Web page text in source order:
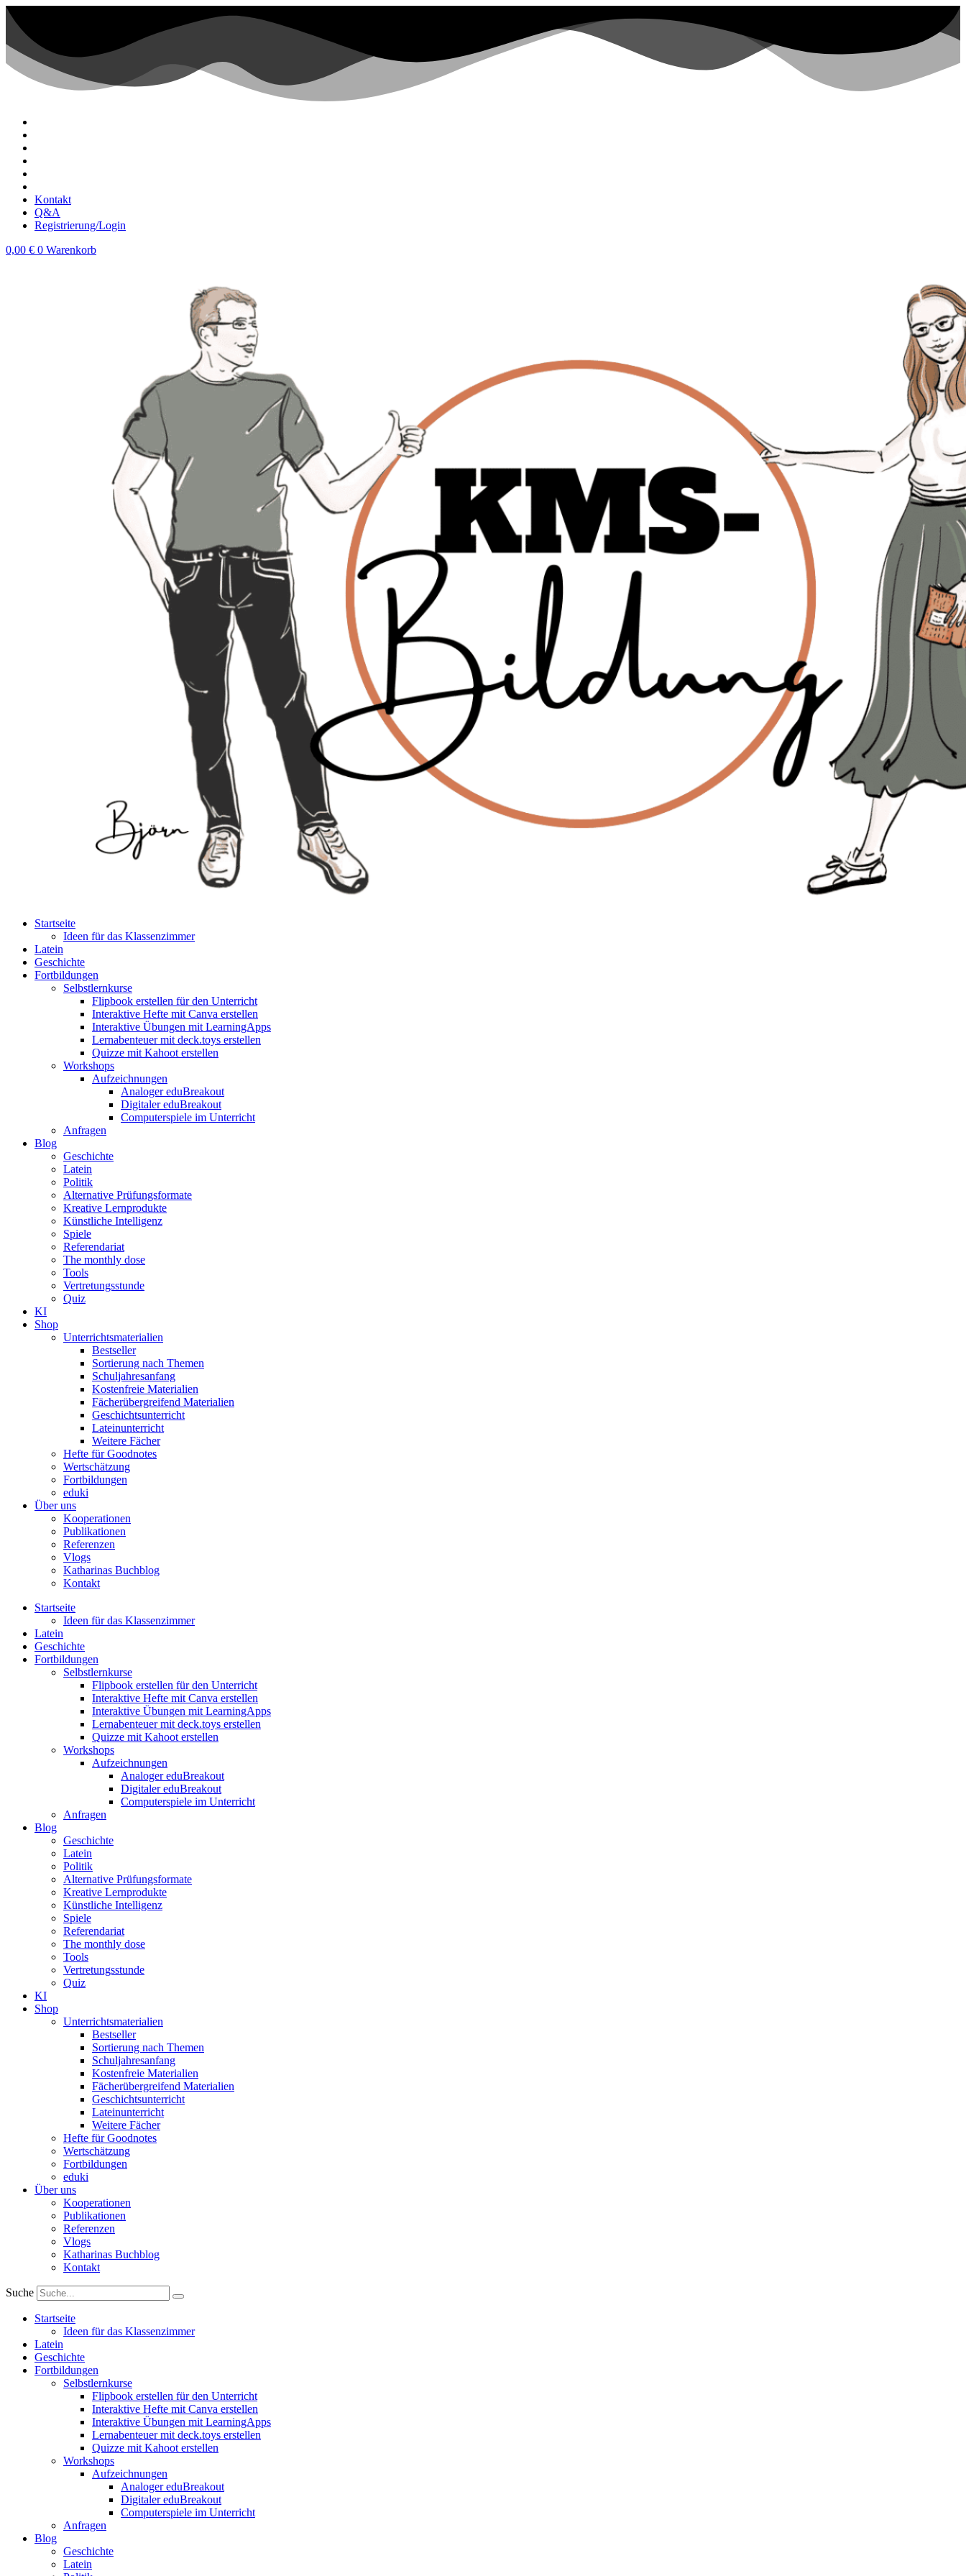
Zum
Inhalt
wechseln
Kontakt
Q&A
Registrierung/Login
0,00 € 0 Warenkorb
Startseite
Ideen für das Klassenzimmer
Latein
Geschichte
Fortbildungen
Selbstlernkurse
Flipbook erstellen für den Unterricht
Interaktive Hefte mit Canva erstellen
Interaktive Übungen mit LearningApps
Lernabenteuer mit deck.toys erstellen
Quizze mit Kahoot erstellen
Workshops
Aufzeichnungen
Analoger eduBreakout
Digitaler eduBreakout
Computerspiele im Unterricht
Anfragen
Blog
Geschichte
Latein
Politik
Alternative Prüfungsformate
Kreative Lernprodukte
Künstliche Intelligenz
Spiele
Referendariat
The monthly dose
Tools
Vertretungsstunde
Quiz
KI
Shop
Unterrichtsmaterialien
Bestseller
Sortierung nach Themen
Schuljahresanfang
Kostenfreie Materialien
Fächerübergreifend Materialien
Geschichtsunterricht
Lateinunterricht
Weitere Fächer
Hefte für Goodnotes
Wertschätzung
Fortbildungen
eduki
Über uns
Kooperationen
Publikationen
Referenzen
Vlogs
Katharinas Buchblog
Kontakt
Startseite
Ideen für das Klassenzimmer
Latein
Geschichte
Fortbildungen
Selbstlernkurse
Flipbook erstellen für den Unterricht
Interaktive Hefte mit Canva erstellen
Interaktive Übungen mit LearningApps
Lernabenteuer mit deck.toys erstellen
Quizze mit Kahoot erstellen
Workshops
Aufzeichnungen
Analoger eduBreakout
Digitaler eduBreakout
Computerspiele im Unterricht
Anfragen
Blog
Geschichte
Latein
Politik
Alternative Prüfungsformate
Kreative Lernprodukte
Künstliche Intelligenz
Spiele
Referendariat
The monthly dose
Tools
Vertretungsstunde
Quiz
KI
Shop
Unterrichtsmaterialien
Bestseller
Sortierung nach Themen
Schuljahresanfang
Kostenfreie Materialien
Fächerübergreifend Materialien
Geschichtsunterricht
Lateinunterricht
Weitere Fächer
Hefte für Goodnotes
Wertschätzung
Fortbildungen
eduki
Über uns
Kooperationen
Publikationen
Referenzen
Vlogs
Katharinas Buchblog
Kontakt
Suche
Startseite
Ideen für das Klassenzimmer
Latein
Geschichte
Fortbildungen
Selbstlernkurse
Flipbook erstellen für den Unterricht
Interaktive Hefte mit Canva erstellen
Interaktive Übungen mit LearningApps
Lernabenteuer mit deck.toys erstellen
Quizze mit Kahoot erstellen
Workshops
Aufzeichnungen
Analoger eduBreakout
Digitaler eduBreakout
Computerspiele im Unterricht
Anfragen
Blog
Geschichte
Latein